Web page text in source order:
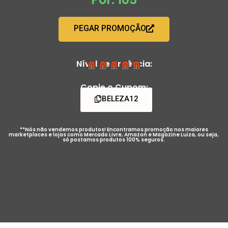
PEGAR PROMOÇÃO
Nível de Urgência:
Copie o Cupom:
BELEZA12
**Nós não vendemos produtos! Encontramos promoção nos maiores
marketplaces e lojas como Mercado Livre, Amazon e Magazine Luiza, ou seja,
só postamos produtos 100% seguros.